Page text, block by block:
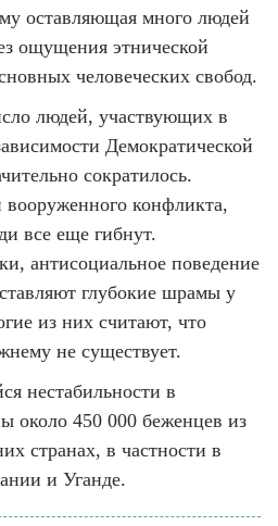
оставляющая много людей
ощущения этнической
человеческих свобод.
людей, участвующих в
Демократической
сократилось.
конфликта,
все еще гибнут.
антисоциальное поведение
глубокие шрамы у
из них считают, что
не существует.
нестабильности в
около 450 000 беженцев из
странах, в частности в
и Уганде.